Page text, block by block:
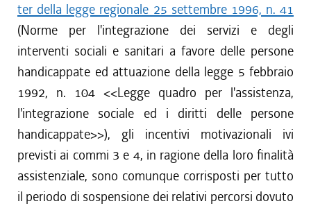
ter della legge regionale 25 settembre 1996, n. 41
(Norme per l'integrazione dei servizi e degli
interventi sociali e sanitari a favore delle persone
handicappate ed attuazione della legge 5 febbraio
1992, n. 104 <<Legge quadro per l'assistenza,
l'integrazione sociale ed i diritti delle persone
handicappate>>), gli incentivi motivazionali ivi
previsti ai commi 3 e 4, in ragione della loro finalità
assistenziale, sono comunque corrisposti per tutto
il periodo di sospensione dei relativi percorsi dovuto